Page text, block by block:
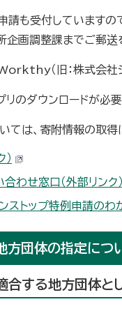
請も受付していますの
画調整課までご郵送
（旧：株式会社
のダウンロードが必要
ては、寄附情報の取
わせ窓口（外部リンク）
ストップ特例申請のわ
方団体の指定につ
合する地方団体と